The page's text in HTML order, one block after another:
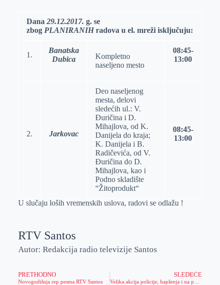
Dana 29.12.2017. g. se
zbog PLANIRANIHradova u el. mreži isključuju:
1.
Banatska
Dubica
Kompletno
naseljeno mesto
08:45-
13:00
2. Jarkovac
Deo naseljenog
mesta, delovi
sledećih ul.: V.
Đuričina i D.
Mihajlova, od K.
Danijela do kraja;
K. Danijela i B.
Radičevića, od V.
Đuričina do D.
Mihajlova, kao i
Podno skladište
“Žitoprodukt“
08:45-
13:00
U slučaju loših vremenskih uslova, radovi se odlažu !
RTV Santos
Autor: Redakcija radio televizije Santos
PRETHODNO
Novogodišnja rep pesma RTV Santos
SLEDEĆE